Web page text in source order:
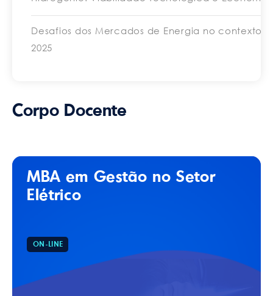
Desafios dos Mercados de Energia no contexto
2025
Corpo Docente
MBA em Gestão no Setor
Elétrico
ON-LINE